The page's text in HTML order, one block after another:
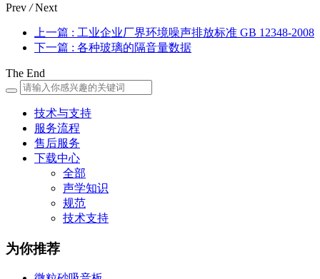
Prev /Next
上一篇 : 工业企业厂界环境噪声排放标准 GB 12348-2008
下一篇 : 各种玻璃的隔音量数据
The End
技术与支持
服务流程
售后服务
下载中心
全部
声学知识
规范
技术支持
为你推荐